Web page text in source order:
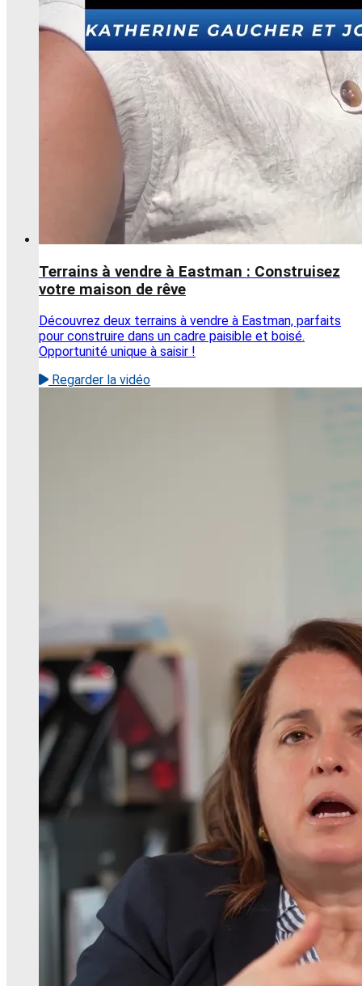
Terrains à vendre à Eastman : Construisez
votre maison de rêve
Découvrez deux terrains à vendre à Eastman, parfaits
pour construire dans un cadre paisible et boisé.
Opportunité unique à saisir !
Regarder la vidéo